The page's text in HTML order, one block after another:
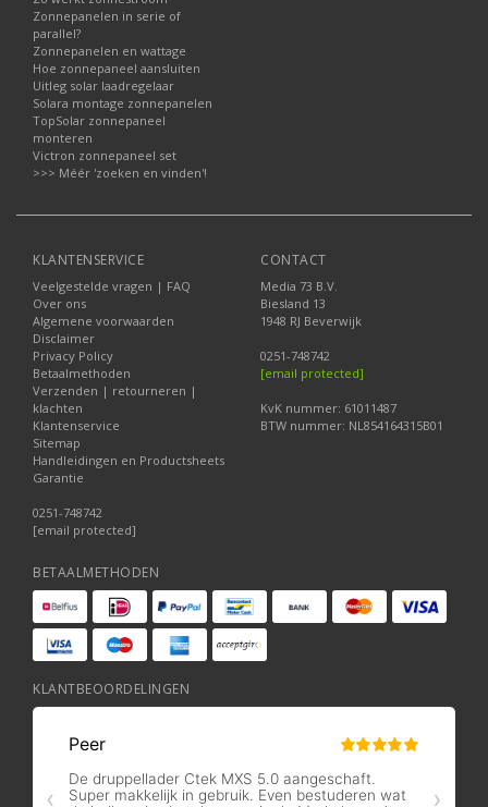
Zonnepanelen in serie of
parallel?
Zonnepanelen en wattage
Hoe zonnepaneel aansluiten
Uitleg solar laadregelaar
Solara montage zonnepanelen
TopSolar zonnepaneel
monteren
Victron zonnepaneel set
>>> Méér 'zoeken en vinden'!
KLANTENSERVICE
Veelgestelde vragen | FAQ
Over ons
Algemene voorwaarden
Disclaimer
Privacy Policy
Betaalmethoden
Verzenden | retourneren |
klachten
Klantenservice
Sitemap
Handleidingen en Productsheets
Garantie
0251-748742
[email protected]
CONTACT
Media 73 B.V.
Biesland 13
1948 RJ Beverwijk
0251-748742
[email protected]
KvK nummer: 61011487
BTW nummer: NL854164315B01
BETAALMETHODEN
KLANTBEOORDELINGEN